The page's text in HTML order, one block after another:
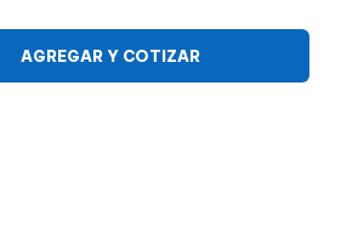
AGREGAR Y COTIZAR